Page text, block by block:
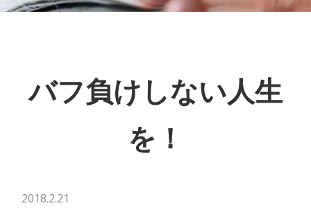
バフ負けしない人生
を！
2018.2.21